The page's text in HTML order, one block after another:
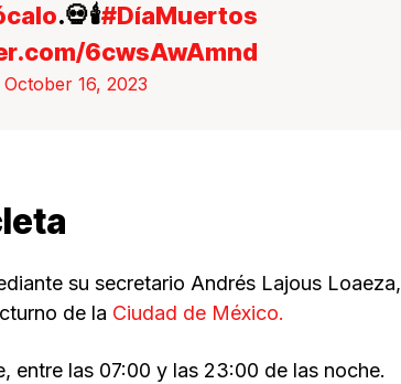
.💀🕯️#DíaMuertos
6cwsAwAmnd
October 16, 2023
su secretario Andrés Lajous Loaeza,
de la Ciudad de México.
entre las 07:00 y las 23:00 de las noche.